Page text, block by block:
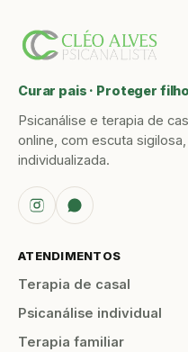
Curar pais · Proteger
Psicanálise e terapia de
online, com escuta
individualizada.
ATENDIMENTOS
Terapia de casal
Psicanálise individual
Terapia familiar